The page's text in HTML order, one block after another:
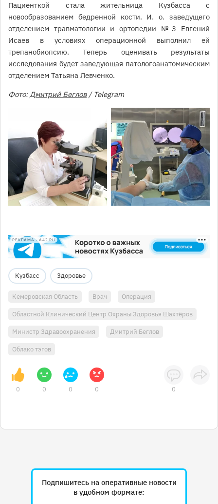
Пациенткой стала жительница Кузбасса с
новообразованием бедренной кости. И. о. заведущего
отделением травматологии и ортопедии № 3 Евгений
Исаев в условиях операционной выполнил ей
трепанобиопсию. Теперь оценивать результаты
исследования будет заведующая патологоанатомическим
отделением Татьяна Левченко.
Фото:Дмитрий Беглов/ Telegram
РЕКЛАМА • A42.RU
Кузбасс Здоровье
Кемеровская Область Врач Операция
Областной Клинический Центр Охраны Здоровья Шахтёров
Министр Здравоохранения Дмитрий Беглов
Облако тэгов
0 0 0 0 0
Подпишитесь на оперативные новости
в удобном формате: